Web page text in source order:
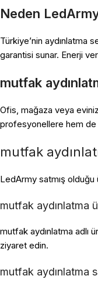
Neden
Türkiye’nin aydınlatma
garantisi sunar. Enerji
mutfak
Ofis, mağaza veya
profesyonellere hem de
mutfak
LedArmy satmış olduğu
mutfak aydınlatma
mutfak aydınlatma adlı
ziyaret edin.
mutfak aydınlatma